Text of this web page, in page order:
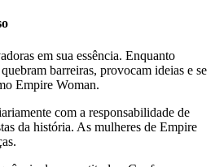
em sua essência. Enquanto
barreiras, provocam ideias e se
Empire Woman.
com a responsabilidade de
da história. As mulheres de Empire